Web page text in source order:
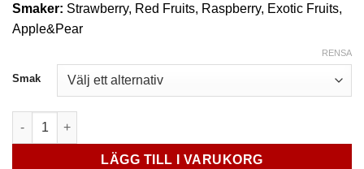
Smaker: Strawberry, Red Fruits, Raspberry, Exotic Fruits,
Apple&Pear
Smak
RENSA
Liebe - vattenbaserat glidmedel med smak mängd
LÄGG TILL I VARUKORG